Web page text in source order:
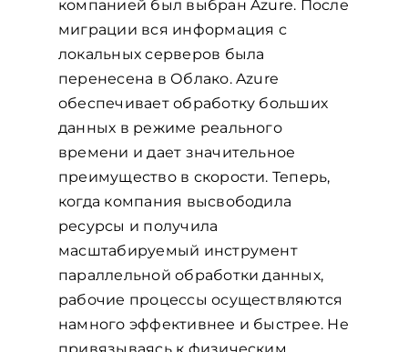
компанией был выбран Azure. После
миграции вся информация с
локальных серверов была
перенесена в Облако. Azure
обеспечивает обработку больших
данных в режиме реального
времени и дает значительное
преимущество в скорости. Теперь,
когда компания высвободила
ресурсы и получила
масштабируемый инструмент
параллельной обработки данных,
рабочие процессы осуществляются
намного эффективнее и быстрее. Не
привязываясь к физическим